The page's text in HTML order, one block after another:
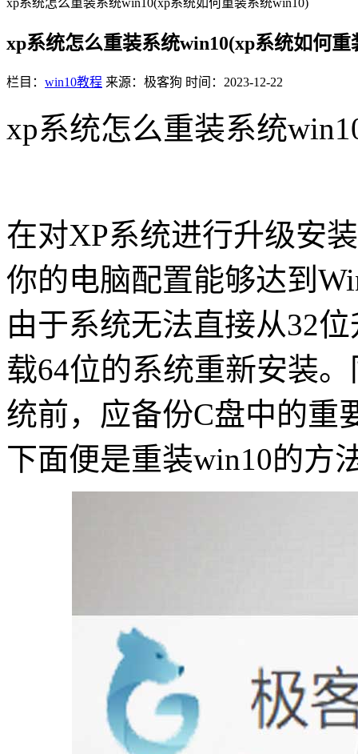
xp系统怎么重装系统win10(xp系统如何重
栏目： win10教程 来源：极客狗 时间：2023-12-22
xp系统怎么重装系统
在对XP系统进行升级安
你的电脑配置能够达到
由于系统无法直接从32
载64位的系统重新安装
统前，应备份C盘中的重
下面便是重装win10的方